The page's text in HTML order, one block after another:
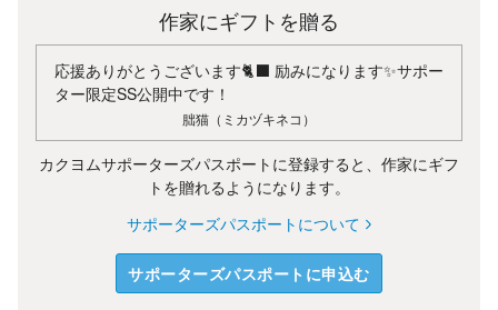
作家にギフトを贈る
応援ありがとうございます🐈‍⬛ 励みになります✨サポー
ター限定SS公開中です！
朏猫（ミカヅキネコ）
カクヨムサポーターズパスポートに登録すると、作家にギフ
トを贈れるようになります。
サポーターズパスポートについて
サポーターズパスポートに申込む